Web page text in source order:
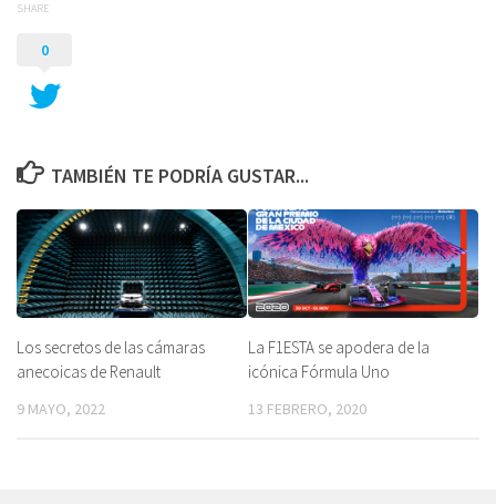
SHARE
0
TAMBIÉN TE PODRÍA GUSTAR...
Los secretos de las cámaras
anecoicas de Renault
9 MAYO, 2022
La F1ESTA se apodera de la
icónica Fórmula Uno
13 FEBRERO, 2020